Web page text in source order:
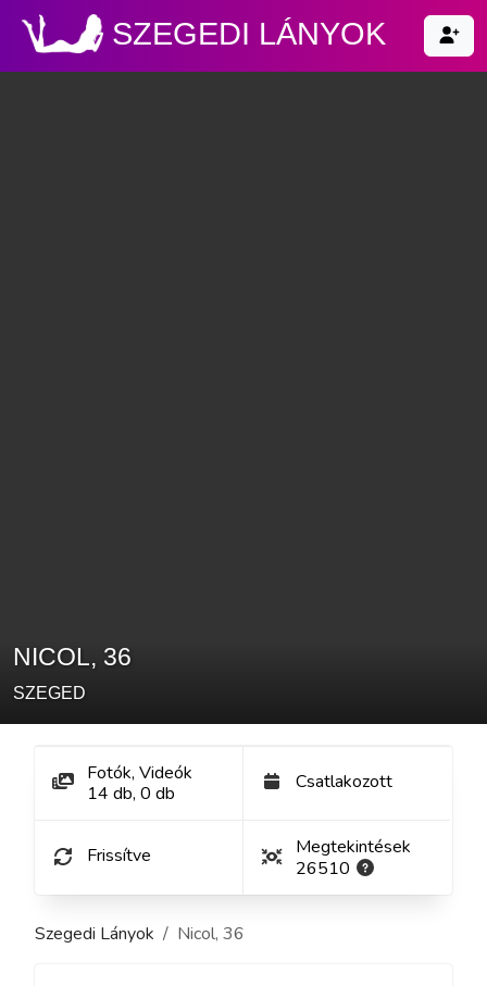
SZEGEDI LÁNYOK
NICOL, 36
SZEGED
Fotók, Videók
14 db, 0 db Csatlakozott
Frissítve
Megtekintések
26510
Szegedi Lányok Nicol, 36